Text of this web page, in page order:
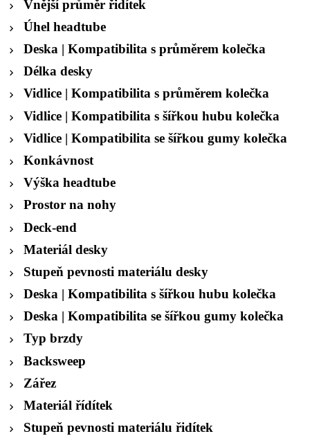
Vnější průměr řidítek
Úhel headtube
Deska | Kompatibilita s průměrem kolečka
Délka desky
Vidlice | Kompatibilita s průměrem kolečka
Vidlice | Kompatibilita s šířkou hubu kolečka
Vidlice | Kompatibilita se šířkou gumy kolečka
Konkávnost
Výška headtube
Prostor na nohy
Deck-end
Materiál desky
Stupeň pevnosti materiálu desky
Deska | Kompatibilita s šířkou hubu kolečka
Deska | Kompatibilita se šířkou gumy kolečka
Typ brzdy
Backsweep
Zářez
Materiál řídítek
Stupeň pevnosti materiálu řidítek